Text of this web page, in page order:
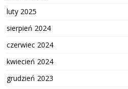
luty 2025
sierpień 2024
czerwiec 2024
kwiecień 2024
grudzień 2023